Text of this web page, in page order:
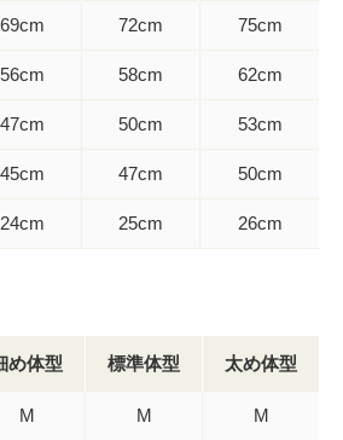
69cm 72cm 75cm
56cm 58cm 62cm
47cm 50cm 53cm
45cm 47cm 50cm
24cm 25cm 26cm
め体型 標準体型 太め体型
M M M